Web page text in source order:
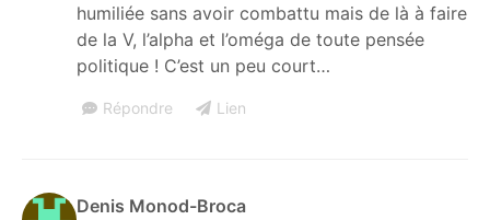
humiliée sans avoir combattu mais de là à faire
de la V, l’alpha et l’oméga de toute pensée
politique ! C’est un peu court…
Répondre Lien
Denis Monod-Broca